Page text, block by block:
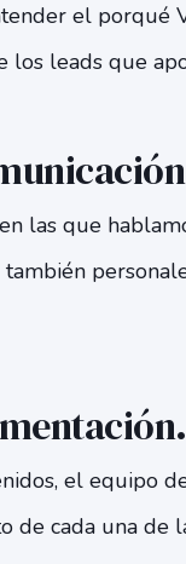
el porqué
los leads que
las que
el equipo
de cada una de